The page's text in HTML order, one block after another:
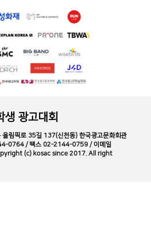
생 광고대회
림픽로 35길 137(신천동) 한국광고문화회관
0764 / 팩스 02-2144-0759 / 이메일
(c) kosac since 2017. All right